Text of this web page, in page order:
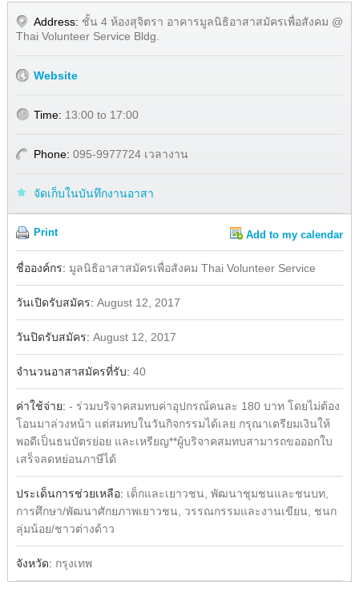
Address: ชั้น 4 ห้องสุจิตรา อาคารมูลนิธิอาสาสมัครเพื่อสังคม @
Thai Volunteer Service Bldg.
Website
Time: 13:00 to 17:00
Phone: 095-9977724 เวลางาน
จัดเก็บในบันทึกงานอาสา
Print Add to my calendar
ชื่อองค์กร: มูลนิธิอาสาสมัครเพื่อสังคม Thai Volunteer Service
วันเปิดรับสมัคร: August 12, 2017
วันปิดรับสมัคร: August 12, 2017
จำนวนอาสาสมัครที่รับ: 40
ค่าใช้จ่าย: - ร่วมบริจาคสมทบค่าอุปกรณ์คนละ 180 บาท โดยไม่ต้อง
โอนมาล่วงหน้า แต่สมทบในวันกิจกรรมได้เลย กรุณาเตรียมเงินให้
พอดีเป็นธนบัตรย่อย และเหรียญ**ผู้บริจาคสมทบสามารถขอออกใบ
เสร็จลดหย่อนภาษีได้
ประเด็นการช่วยเหลือ: เด็กและเยาวชน, พัฒนาชุมชนและชนบท,
การศึกษา/พัฒนาศักยภาพเยาวชน, วรรณกรรมและงานเขียน, ชนก
ลุ่มน้อย/ชาวต่างด้าว
จังหวัด: กรุงเทพ